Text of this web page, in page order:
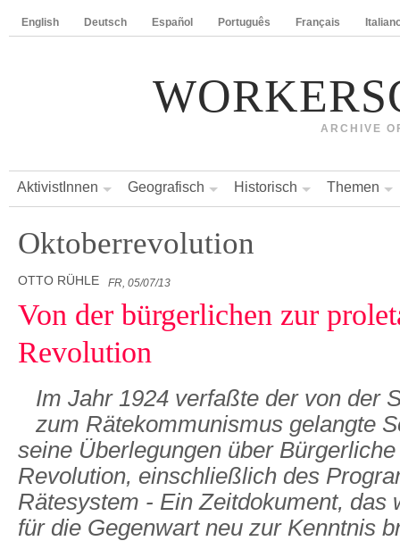
English Deutsch Español Português Français
ARCHIVE
AktivistInnen Geografisch Historisch Themen
Oktoberrevolution
OTTO RÜHLE FR, 05/07/13
Von der bürgerlichen zur
Revolution
Im Jahr 1924 verfaßte der von der
zum Rätekommunismus gelangte
seine Überlegungen über
Revolution, einschließlich des
Rätesystem - Ein Zeitdokument, das
für die Gegenwart neu zur Kenntnis